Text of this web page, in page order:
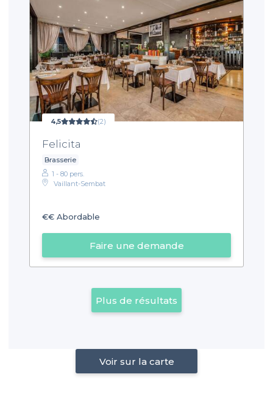
4,5 (2)
Felicita
Brasserie
1 - 80 pers.
Vaillant-Sembat
€€ Abordable
Faire une demande
Plus de résultats
Voir sur la carte